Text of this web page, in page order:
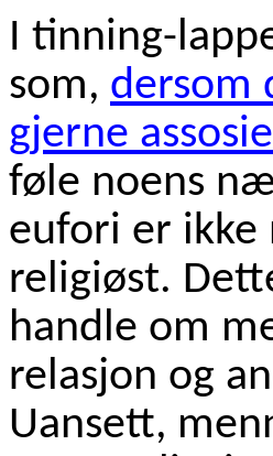
I tinning-
som, dersom
gjerne
føle noens
eufori er ikke
religiøst.
handle om
relasjon og
Uansett,